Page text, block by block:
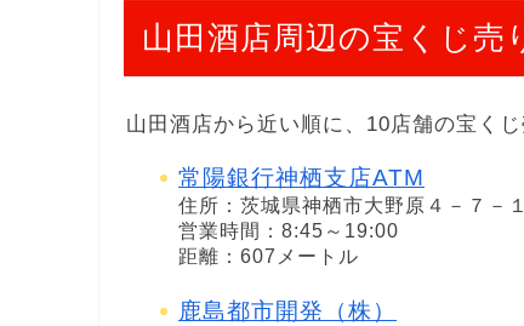
山田酒店周辺の宝くじ売
山田酒店から近い順に、10店舗の宝く
常陽銀行神栖支店ATM
住所：茨城県神栖市大野原４－７－１
営業時間：8:45～19:00
距離：607メートル
鹿島都市開発（株）